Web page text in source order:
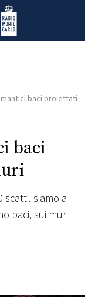
Radio Monte Carlo
baci proiettati
baci
siamo a
baci, sui muri